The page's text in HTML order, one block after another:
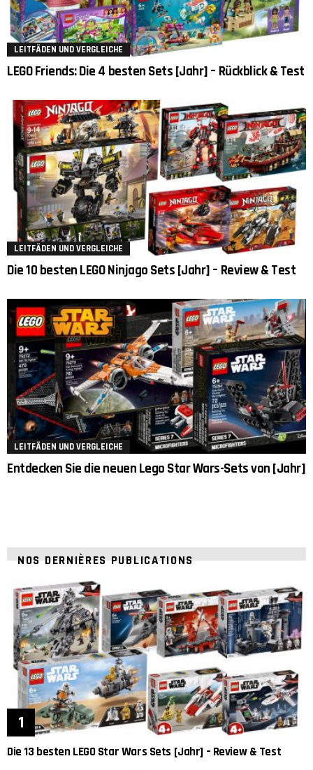
LEITFÄDEN UND VERGLEICHE
LEGO Friends: Die 4 besten Sets [Jahr] – Rückblick & Test
LEITFÄDEN UND VERGLEICHE
Die 10 besten LEGO Ninjago Sets [Jahr] – Review & Test
LEITFÄDEN UND VERGLEICHE
Entdecken Sie die neuen Lego Star Wars-Sets von [Jahr]
NOS DERNIÈRES PUBLICATIONS
Die 13 besten LEGO Star Wars Sets [Jahr] – Review & Test